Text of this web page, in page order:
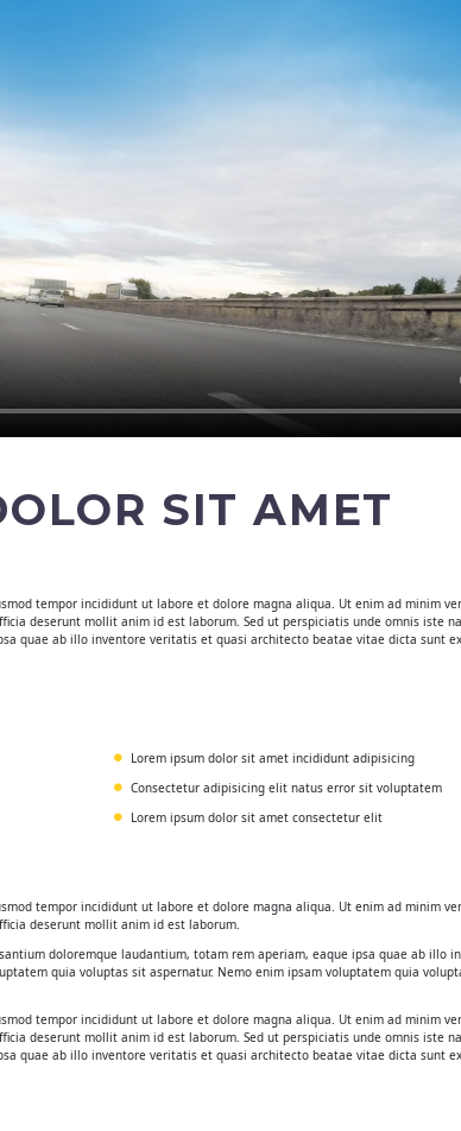
SIT AMET
tempor incididunt ut labore et dolore magna aliqua. Ut enim ad minim
deserunt mollit anim id est laborum. Sed ut perspiciatis unde omnis iste
quae ab illo inventore veritatis et quasi architecto beatae vitae dicta sunt
Lorem ipsum dolor sit amet incididunt adipisicing
Consectetur adipisicing elit natus error sit voluptatem
Lorem ipsum dolor sit amet consectetur elit
tempor incididunt ut labore et dolore magna aliqua. Ut enim ad minim
deserunt mollit anim id est laborum.
doloremque laudantium, totam rem aperiam, eaque ipsa quae ab illo
quia voluptas sit aspernatur. Nemo enim ipsam voluptatem quia
tempor incididunt ut labore et dolore magna aliqua. Ut enim ad minim
deserunt mollit anim id est laborum. Sed ut perspiciatis unde omnis iste
quae ab illo inventore veritatis et quasi architecto beatae vitae dicta sunt